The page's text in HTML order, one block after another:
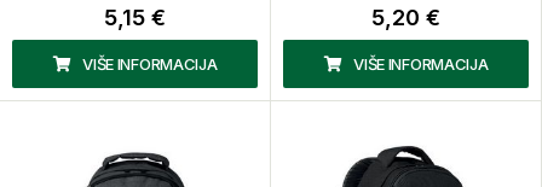
5,15 €
VIŠE INFORMACIJA
5,20 €
VIŠE INFORMACIJA